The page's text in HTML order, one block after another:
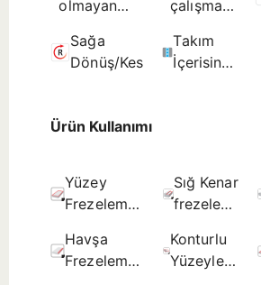
Olası seçim.
kalitesi -
İlk seçim.
olmayan
koşullarına
uygun - İlk
çalışma
uygun -
İlk seçim.
Sağa
Dönüş/Kesme
Takım
İçerisinden
Ürün Kullanımı
Yüzey
Frezeleme
Sığ Kenar
frezeleme
seçim.
Havşa
Frezeleme
Konturlu
Yüzeyler